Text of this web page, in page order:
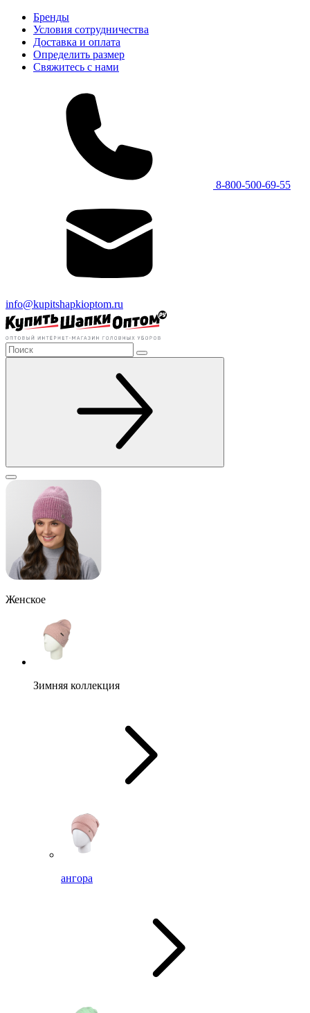
Бренды
Условия сотрудничества
Доставка и оплата
Определить размер
Свяжитесь с нами
8-800-500-69-55
info@kupitshapkioptom.ru
Женское
Зимняя коллекция
ангора